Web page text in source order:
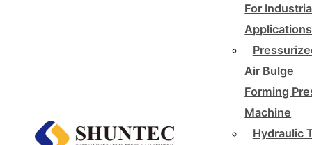
For
Applications
Air Bulge
Forming
Machine
Hydraulic